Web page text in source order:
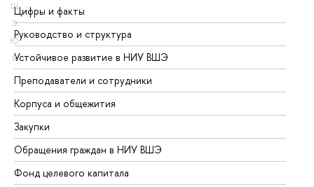
Щ
Э
Ю
Я
Цифры и факты
Руководство и структура
Устойчивое развитие в НИУ ВШЭ
Преподаватели и сотрудники
Корпуса и общежития
Закупки
Обращения граждан в НИУ ВШЭ
Фонд целевого капитала